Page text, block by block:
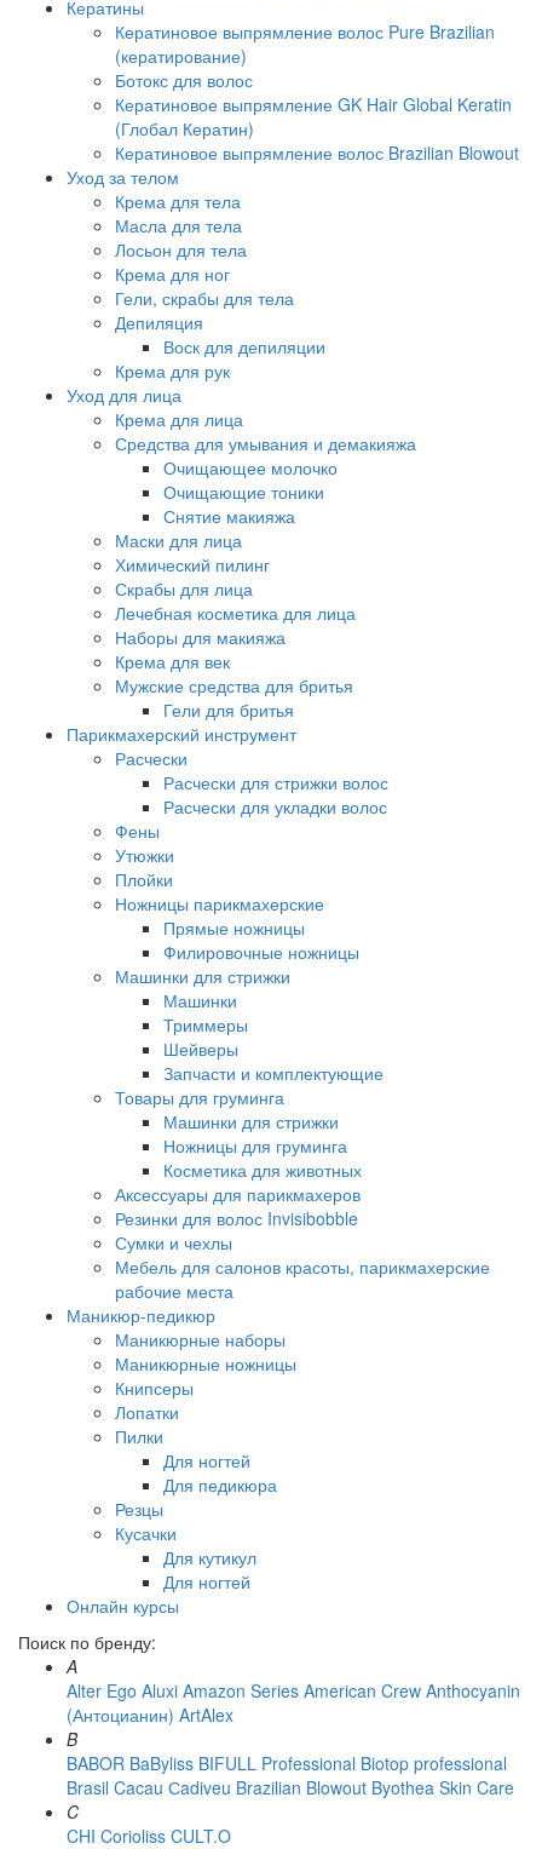
Кератины
Кератиновое выпрямление волос Pure Brazilian
(кератирование)
Ботокс для волос
Кератиновое выпрямление GK Hair Global Keratin
(Глобал Кератин)
Кератиновое выпрямление волос Brazilian Blowout
Уход за телом
Крема для тела
Масла для тела
Лосьон для тела
Крема для ног
Гели, скрабы для тела
Депиляция
Воск для депиляции
Крема для рук
Уход для лица
Крема для лица
Средства для умывания и демакияжа
Очищающее молочко
Очищающие тоники
Снятие макияжа
Маски для лица
Химический пилинг
Скрабы для лица
Лечебная косметика для лица
Наборы для макияжа
Крема для век
Мужские средства для бритья
Гели для бритья
Парикмахерский инструмент
Расчески
Расчески для стрижки волос
Расчески для укладки волос
Фены
Утюжки
Плойки
Ножницы парикмахерские
Прямые ножницы
Филировочные ножницы
Машинки для стрижки
Машинки
Триммеры
Шейверы
Запчасти и комплектующие
Товары для груминга
Машинки для стрижки
Ножницы для груминга
Косметика для животных
Аксессуары для парикмахеров
Резинки для волос Invisibobble
Сумки и чехлы
Мебель для салонов красоты, парикмахерские
рабочие места
Маникюр-педикюр
Маникюрные наборы
Маникюрные ножницы
Книпсеры
Лопатки
Пилки
Для ногтей
Для педикюра
Резцы
Кусачки
Для кутикул
Для ногтей
Онлайн курсы
Поиск по бренду:
A
Alter Ego Aluxi Amazon Series American Crew Anthocyanin
(Антоцианин) ArtAlex
B
BABOR BaByliss BIFULL Professional Biotop professional
Brasil Cacau Сadiveu Brazilian Blowout Byothea Skin Care
C
CHI Corioliss CULT.O